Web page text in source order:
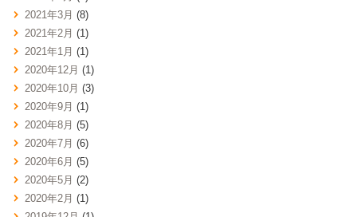
2021年3月 (8)
2021年2月 (1)
2021年1月 (1)
2020年12月 (1)
2020年10月 (3)
2020年9月 (1)
2020年8月 (5)
2020年7月 (6)
2020年6月 (5)
2020年5月 (2)
2020年2月 (1)